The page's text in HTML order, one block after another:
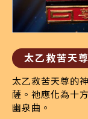
太乙救苦天尊
太乙救苦天尊的
薩。祂應化為十
幽泉曲。